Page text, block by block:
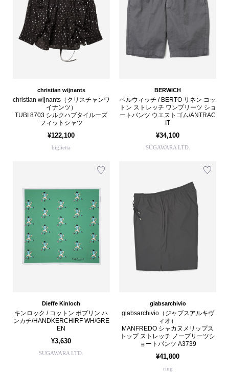
christian wijnants
christian wijnants（クリスチャンワ
イナンツ）
TUBI 8703 シルクハブタイルーズ
フィットシャツ
¥122,100
biglietta
BERWICH
ベルウィッチ / BERTO リネン コッ
トン ストレッチ ワンプリーツ ショ
ートパンツ ウエストゴム/ANTRAC
IT
¥34,100
SUGAWARA LTD.
Dieffe Kinloch
キンロック / コットン ポプリン ハ
ンカチ/HANDKERCHIRF WH/GRE
EN
¥3,630
SUGAWARA LTD.
giabsarchivio
giabsarchivio（ジャブスアルキヴ
ィオ）
MANFREDO シャカヌメリップス
トップ ストレッチ ノープリーツシ
ョートパンツ A3739
¥41,800
ring